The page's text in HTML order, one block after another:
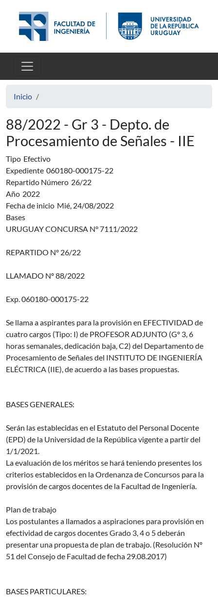
Inicio
88/2022 - Gr 3 - Depto. de
Procesamiento de Señales - IIE
Tipo Efectivo
Expediente 060180-000175-22
Repartido Número 26/22
Año 2022
Fecha de inicio Mié, 24/08/2022
Bases
URUGUAY CONCURSA N° 7111/2022
REPARTIDO Nº 26/22
LLAMADO Nº 88/2022
Exp. 060180-000175-22
Se llama a aspirantes para la provisión en EFECTIVIDAD de
cuatro cargos (Tipo: I) de PROFESOR ADJUNTO (Gº 3, 6
horas semanales, dedicación baja, C2) del Departamento de
Procesamiento de Señales del INSTITUTO DE INGENIERÍA
ELÉCTRICA (IIE), de acuerdo a las bases propuestas.
BASES GENERALES:
Serán las establecidas en el Estatuto del Personal Docente
(EPD) de la Universidad de la República vigente a partir del
1/1/2021.
La evaluación de los méritos se hará teniendo presentes los
criterios establecidos en la Ordenanza de Concursos para la
provisión de cargos docentes de la Facultad de Ingeniería.
Plan de trabajo
Los postulantes a llamados a aspiraciones para provisión en
efectividad de cargos docentes Grado 3, 4 o 5 deberán
presentar una propuesta de plan de trabajo. (Resolución Nº
51 del Consejo de Facultad de fecha 29.08.2017)
BASES PARTICULARES: